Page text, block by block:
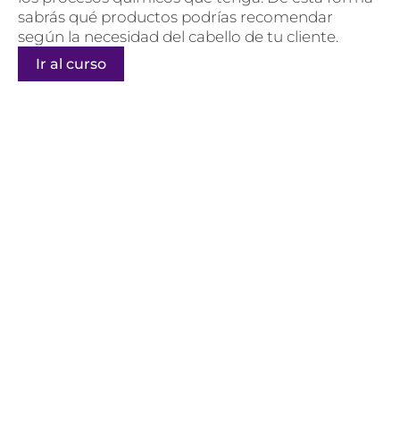
sabrás qué productos podrías recomendar
según la necesidad del cabello de tu cliente.
Ir al curso